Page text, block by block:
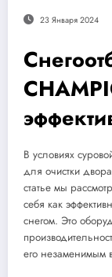
23 Января 2024
В условиях
для очистки
статье мы
себя как
снегом. Это
его незаменимым